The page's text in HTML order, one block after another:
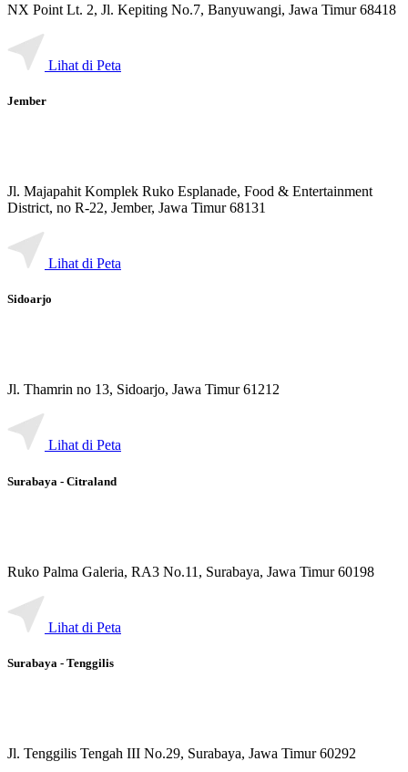
NX Point Lt. 2, Jl. Kepiting No.7, Banyuwangi, Jawa Timur 68418
Lihat di Peta
Jember
Jl. Majapahit Komplek Ruko Esplanade, Food & Entertainment
District, no R-22, Jember, Jawa Timur 68131
Lihat di Peta
Sidoarjo
Jl. Thamrin no 13, Sidoarjo, Jawa Timur 61212
Lihat di Peta
Surabaya - Citraland
Ruko Palma Galeria, RA3 No.11, Surabaya, Jawa Timur 60198
Lihat di Peta
Surabaya - Tenggilis
Jl. Tenggilis Tengah III No.29, Surabaya, Jawa Timur 60292